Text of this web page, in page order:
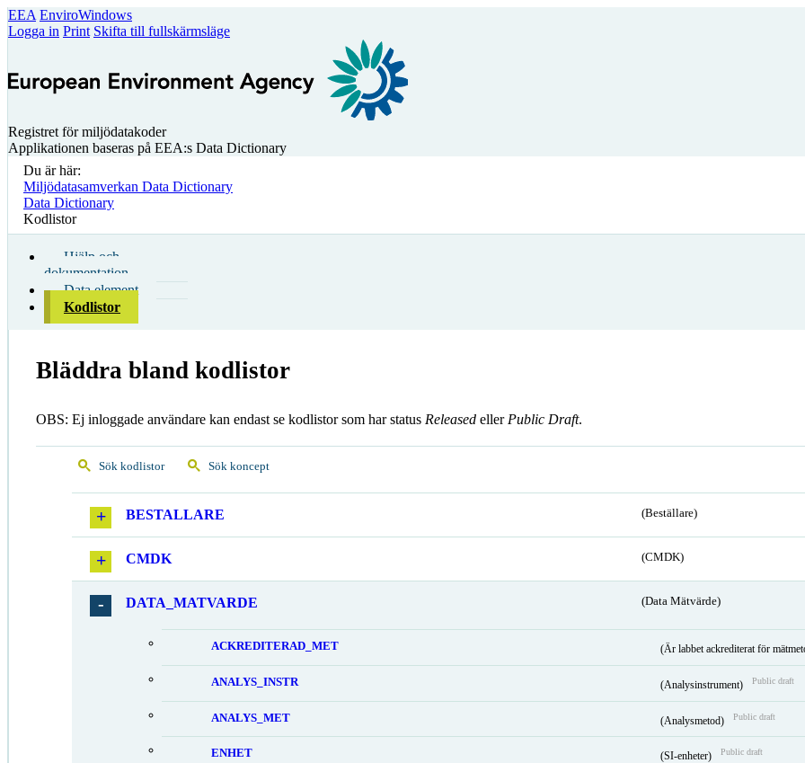
EEA EnviroWindows
Logga in Print Skifta till fullskärmsläge
Registret för miljödatakoder
Applikationen baseras på EEA:s Data Dictionary
Du är här:
Miljödatasamverkan Data Dictionary
Data Dictionary
Kodlistor
Hjälp och
dokumentation
Data element
Kodlistor
Bläddra bland kodlistor
OBS: Ej inloggade användare kan endast se kodlistor som har status Released eller Public Draft.
Sök kodlistor Sök koncept
BESTALLARE (Beställare)
CMDK (CMDK)
DATA_MATVARDE (Data Mätvärde)
ACKREDITERAD_MET (Är labbet ackrediterat för
ANALYS_INSTR (Analysinstrument) Public draft
ANALYS_MET (Analysmetod) Public draft
ENHET (SI-enheter) Public draft